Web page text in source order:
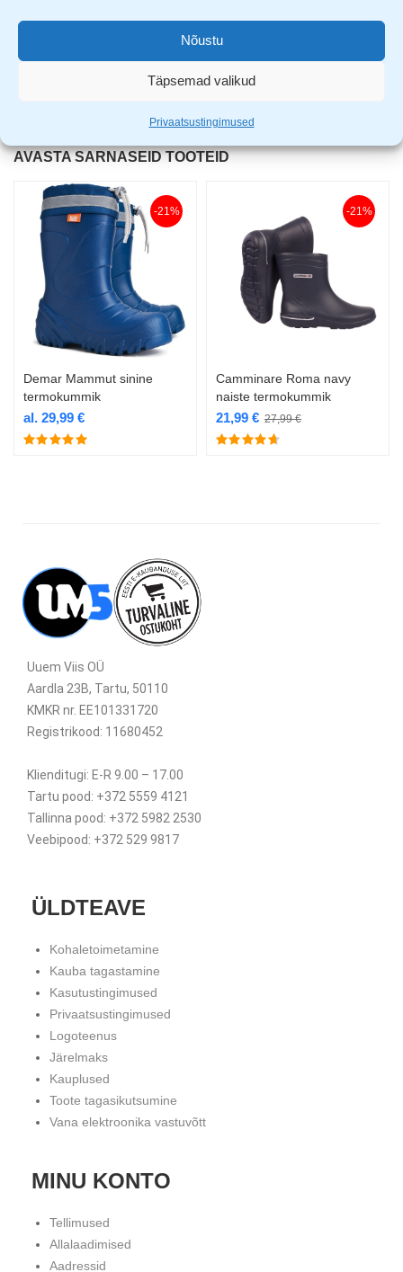
Nõustu
Täpsemad valikud
Privaatsustingimused
AVASTA SARNASEID TOOTEID
-21%
Demar Mammut sinine
termokummik
al. 29,99 €
-21%
Camminare Roma navy
naiste termokummik
27,99€
21,99 €
Uuem Viis OÜ
Aardla 23B, Tartu, 50110
KMKR nr. EE101331720
Registrikood: 11680452
Klienditugi: E-R 9.00 – 17.00
Tartu pood: +372 5559 4121
Tallinna pood: +372 5982 2530
Veebipood: +372 529 9817
ÜLDTEAVE
Kohaletoimetamine
Kauba tagastamine
Kasutustingimused
Privaatsustingimused
Logoteenus
Järelmaks
Kauplused
Toote tagasikutsumine
Vana elektroonika vastuvõtt
MINU KONTO
Tellimused
Allalaadimised
Aadressid